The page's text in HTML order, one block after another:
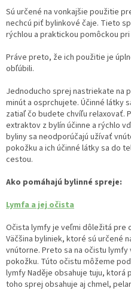
Sú určené na vonkajšie použitie
nechcú piť bylinkové čaje. Tieto
rýchlou a praktickou pomôckou
Práve preto, že ich použitie je
obľúbili.
Jednoducho sprej nastriekate na
minút a osprchujete. Účinné látky
zatiaľ čo budete chvíľu relaxovať.
extraktov z bylín účinne a rýchlo
byliny sa neodporúčajú užívať
pokožku a ich účinné látky sa do
cestou.
Ako pomáhajú bylinné spreje:
Lymfa a jej očista
Očista lymfy je veľmi dôležitá pre
Väčšina byliniek, ktoré sú určené
vnútorne. Preto sa na očistu
pokožku. Túto očistu môžeme
lymfy Naděje obsahuje tuju, ktorá
toho sprej obsahuje aj chmel,